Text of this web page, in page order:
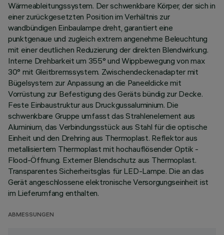
Wärmeableitungssystem. Der schwenkbare Körper, der sich in
einer zurückgesetzten Position im Verhältnis zur
wandbündigen Einbaulampe dreht, garantiert eine
punktgenaue und zugleich extrem angenehme Beleuchtung
mit einer deutlichen Reduzierung der direkten Blendwirkung.
Interne Drehbarkeit um 355° und Wippbewegung von max
30° mit Gleitbremssystem. Zwischendeckenadapter mit
Bügelsystem zur Anpassung an die Paneeldicke mit
Vorrüstung zur Befestigung des Geräts bündig zur Decke.
Feste Einbaustruktur aus Druckgussaluminium. Die
schwenkbare Gruppe umfasst das Strahlenelement aus
Aluminium, das Verbindungsstück aus Stahl für die optische
Einheit und den Drehring aus Thermoplast. Reflektor aus
metallisiertem Thermoplast mit hochauflösender Optik -
Flood-Öffnung. Externer Blendschutz aus Thermoplast.
Transparentes Sicherheitsglas für LED-Lampe. Die an das
Gerät angeschlossene elektronische Versorgungseinheit ist
im Lieferumfang enthalten.
ABMESSUNGEN